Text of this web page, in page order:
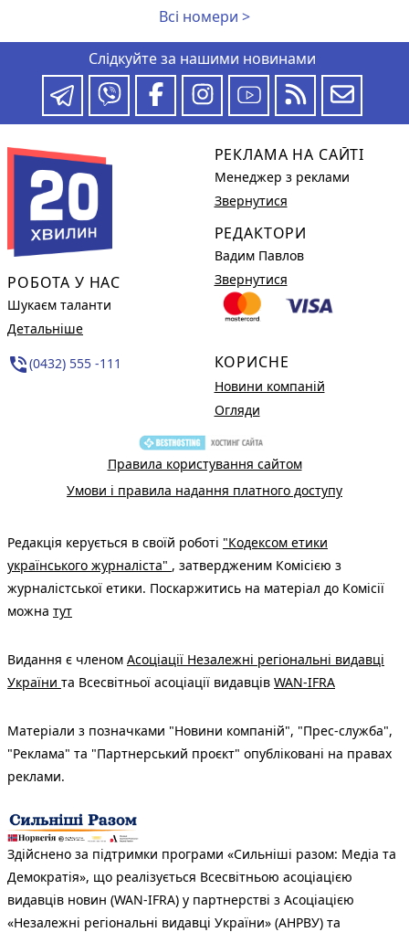
Всі номери >
Слідкуйте за нашими новинами
РОБОТА У НАС
Шукаєм таланти
Детальніше
phone_in_talk(0432) 555 -111
РЕКЛАМА НА САЙТІ
Менеджер з реклами
Звернутися
РЕДАКТОРИ
Вадим Павлов
Звернутися
КОРИСНЕ
Новини компаній
Огляди
Правила користування сайтом
Умови і правила надання платного доступу
Редакція керується в своїй роботі "Кодексом етики
українського журналіста" , затвердженим Комісією з
журналістської етики. Поскаржитись на матеріал до Комісії
можна тут
Видання є членом Асоціації Незалежні регіональні видавці
України та Всесвітньої асоціації видавців WAN-IFRA
Матеріали з позначками "Новини компаній", "Прес-служба",
"Реклама" та "Партнерський проєкт" опубліковані на правах
реклами.
Здійснено за підтримки програми «Сильніші разом: Медіа та
Демократія», що реалізується Всесвітньою асоціацією
видавців новин (WAN-IFRA) у партнерстві з Асоціацією
«Незалежні регіональні видавці України» (АНРВУ) та